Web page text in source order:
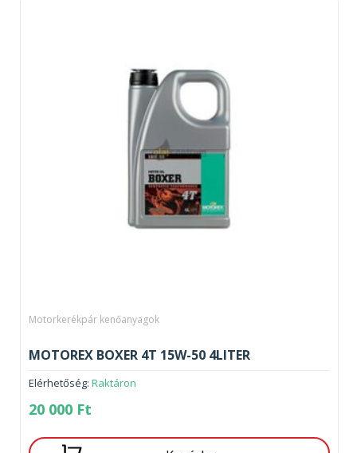
Motorkerékpár kenőanyagok
MOTOREX BOXER 4T 15W-50 4LITER
Elérhetőség: Raktáron
20 000 Ft